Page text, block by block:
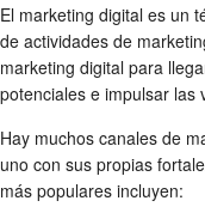
El marketing digital es un
de actividades de
marketing digital para
potenciales e impulsar las
Hay muchos canales de
uno con sus propias
más populares incluyen: